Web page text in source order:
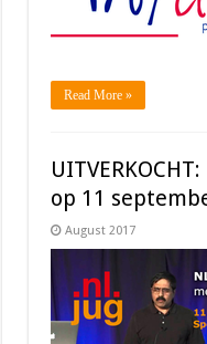
Read More »
op 11
August 2017